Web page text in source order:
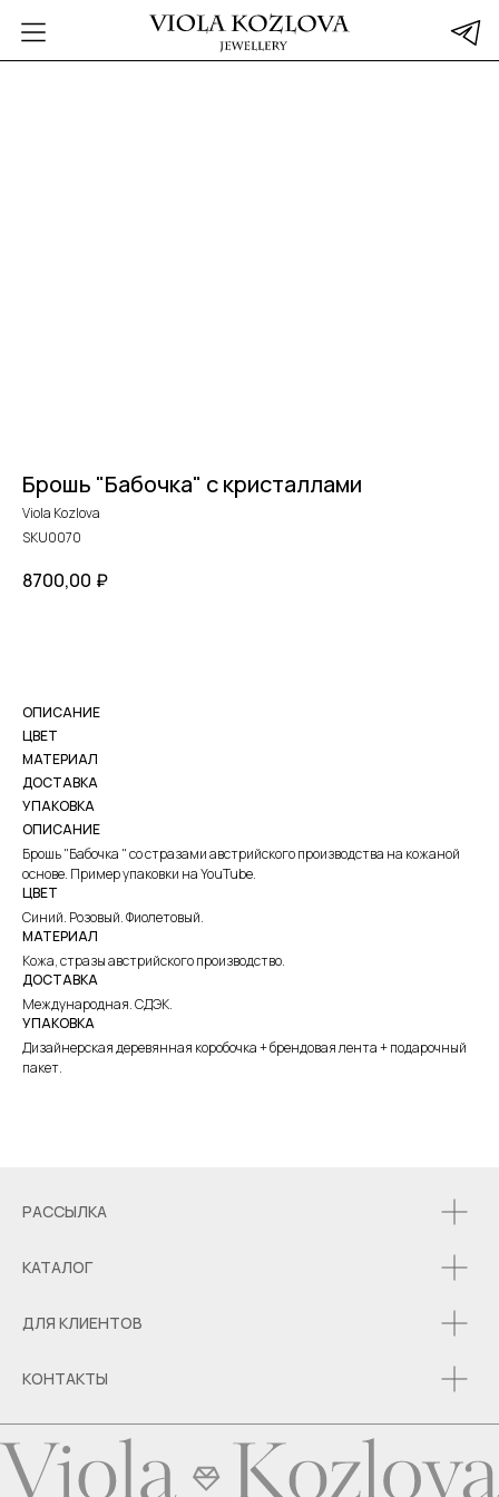
Брошь "Бабочка" с кристаллами
Viola Kozlova
SKU0070
8700,00 ₽
ОПИСАНИЕ
ЦВЕТ
МАТЕРИАЛ
ДОСТАВКА
УПАКОВКА
ОПИСАНИЕ
Брошь "Бабочка " со стразами австрийского производства на кожаной
основе. Пример упаковки на YouTube.
ЦВЕТ
Синий. Розовый. Фиолетовый.
МАТЕРИАЛ
Кожа, стразы австрийского производство.
ДОСТАВКА
Международная. СДЭК.
УПАКОВКА
Дизайнерская деревянная коробочка + брендовая лента + подарочный
пакет.
РАССЫЛКА
КАТАЛОГ
ДЛЯ КЛИЕНТОВ
КОНТАКТЫ